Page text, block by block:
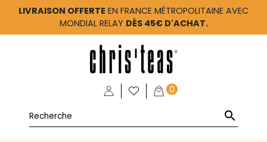
LIVRAISON OFFERTE EN FRANCE MÉTROPOLITAINE AVEC
MONDIAL RELAY DÈS 45€ D'ACHAT.
0
